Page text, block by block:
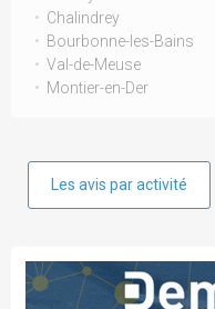
Chalindrey
Bourbonne-les-Bains
Val-de-Meuse
Montier-en-Der
Les avis par activité